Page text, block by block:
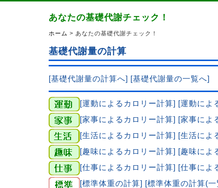
あなたの基礎代謝チェック！
ホーム > あなたの基礎代謝チェック！
基礎代謝量の計算
[基礎代謝量の計算へ] [基礎代謝量の一覧へ]
[運動によるカロリー計算] [運動によ
[家事によるカロリー計算] [家事によ
[生活によるカロリー計算] [生活によ
[趣味によるカロリー計算] [趣味によ
[仕事によるカロリー計算] [仕事によ
[標準体重の計算] [標準体重の計算(